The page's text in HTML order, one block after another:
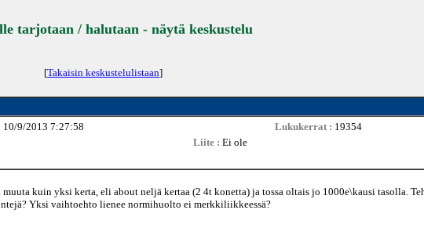
tarjotaan / halutaan - näytä keskustelu
[Takaisin keskustelulistaan]
10/9/2013 7:27:58 Lukukerrat : 19354
Liite : Ei ole
kuin yksi kerta, eli about neljä kertaa (2 4t konetta) ja tossa oltais jo 1000e\kausi tasolla.
Yksi vaihtoehto lienee normihuolto ei merkkiliikkeessä?